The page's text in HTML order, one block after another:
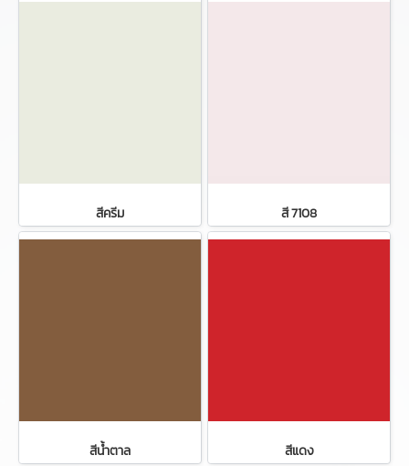
สีครีม สี 7108
สีน้ำตาล สีแดง